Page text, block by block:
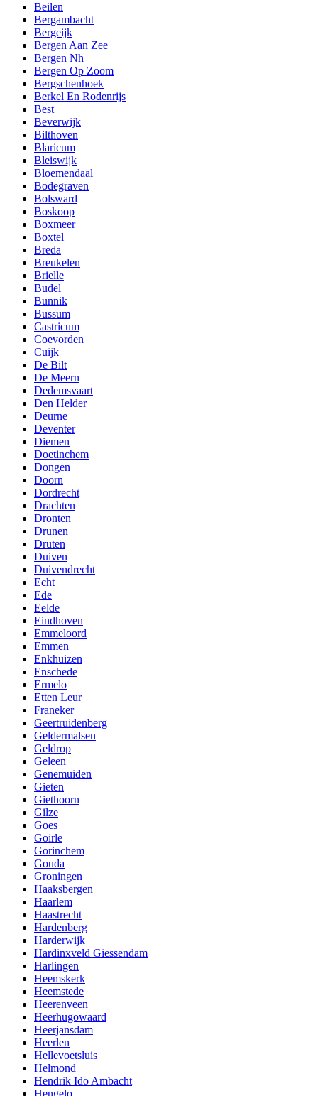
Beilen
Bergambacht
Bergeijk
Bergen Aan Zee
Bergen Nh
Bergen Op Zoom
Bergschenhoek
Berkel En Rodenrijs
Best
Beverwijk
Bilthoven
Blaricum
Bleiswijk
Bloemendaal
Bodegraven
Bolsward
Boskoop
Boxmeer
Boxtel
Breda
Breukelen
Brielle
Budel
Bunnik
Bussum
Castricum
Coevorden
Cuijk
De Bilt
De Meern
Dedemsvaart
Den Helder
Deurne
Deventer
Diemen
Doetinchem
Dongen
Doorn
Dordrecht
Drachten
Dronten
Drunen
Druten
Duiven
Duivendrecht
Echt
Ede
Eelde
Eindhoven
Emmeloord
Emmen
Enkhuizen
Enschede
Ermelo
Etten Leur
Franeker
Geertruidenberg
Geldermalsen
Geldrop
Geleen
Genemuiden
Gieten
Giethoorn
Gilze
Goes
Goirle
Gorinchem
Gouda
Groningen
Haaksbergen
Haarlem
Haastrecht
Hardenberg
Harderwijk
Hardinxveld Giessendam
Harlingen
Heemskerk
Heemstede
Heerenveen
Heerhugowaard
Heerjansdam
Heerlen
Hellevoetsluis
Helmond
Hendrik Ido Ambacht